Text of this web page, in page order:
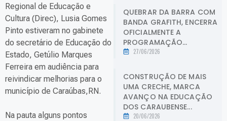
Regional de Educação e
Cultura (Direc), Lusia Gomes
Pinto estiveram no gabinete
do secretário de Educação do
Estado, Getúlio Marques
Ferreira em audiência para
reivindicar melhorias para o
município de Caraúbas,RN.
Na pauta alguns pontos
QUEBRAR DA BARRA COM
BANDA GRAFITH, ENCERRA
OFICIALMENTE A
PROGRAMAÇÃO...
27/06/2026
CONSTRUÇÃO DE MAIS
UMA CRECHE, MARCA
AVANÇO NA EDUCAÇÃO
DOS CARAUBENSE...
20/06/2026